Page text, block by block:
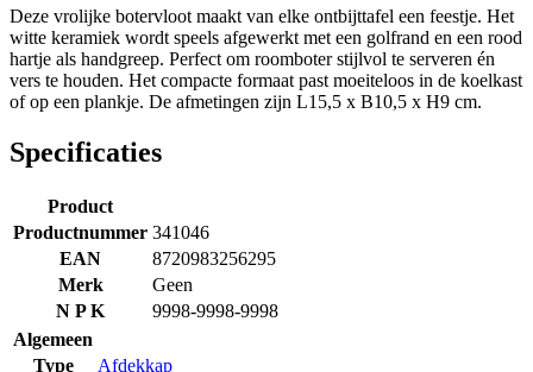
Deze vrolijke botervloot maakt van elke ontbijttafel een feestje. Het
witte keramiek wordt speels afgewerkt met een golfrand en een rood
hartje als handgreep. Perfect om roomboter stijlvol te serveren én
vers te houden. Het compacte formaat past moeiteloos in de koelkast
of op een plankje. De afmetingen zijn L15,5 x B10,5 x H9 cm.
Specificaties
Product
Productnummer 341046
EAN
8720983256295
Merk
Geen
N P K
9998-9998-9998
Algemeen
Type
Afdekkap